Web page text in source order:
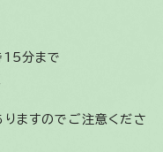
分まで
ますのでご注意くださ